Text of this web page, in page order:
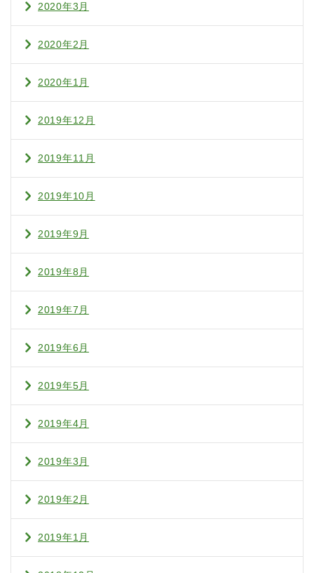
2020年3月
2020年2月
2020年1月
2019年12月
2019年11月
2019年10月
2019年9月
2019年8月
2019年7月
2019年6月
2019年5月
2019年4月
2019年3月
2019年2月
2019年1月